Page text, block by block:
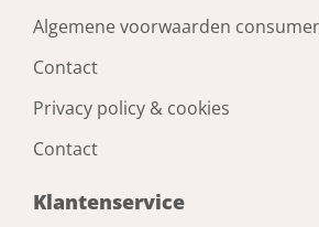
Algemene voorwaarden
Contact
Privacy policy & cookies
Contact
Klantenservice